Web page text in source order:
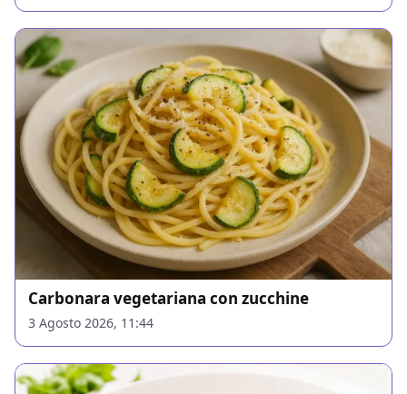
Carbonara vegetariana con zucchine
3 Agosto 2026, 11:44